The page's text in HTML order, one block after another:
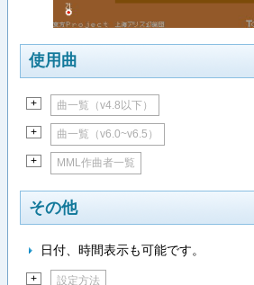
使用曲
+ 曲一覧（v4.8以下）
+ 曲一覧（v6.0~v6.5）
+ MML作曲者一覧
その他
日付、時間表示も可能です。
+ 設定方法